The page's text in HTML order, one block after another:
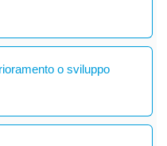
o sviluppo